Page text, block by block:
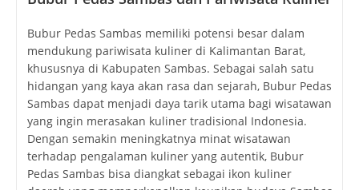
Bubur Pedas Sambas memiliki potensi besar dalam
mendukung pariwisata kuliner di Kalimantan Barat,
khususnya di Kabupaten Sambas. Sebagai salah satu
hidangan yang kaya akan rasa dan sejarah, Bubur Pedas
Sambas dapat menjadi daya tarik utama bagi wisatawan
yang ingin merasakan kuliner tradisional Indonesia.
Dengan semakin meningkatnya minat wisatawan
terhadap pengalaman kuliner yang autentik, Bubur
Pedas Sambas bisa diangkat sebagai ikon kuliner